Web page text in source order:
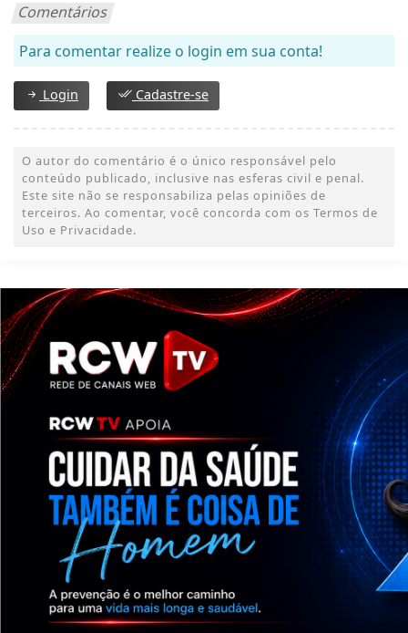
Comentários
Para comentar realize o login em sua conta!
Login Cadastre-se
O autor do comentário é o único responsável pelo
conteúdo publicado, inclusive nas esferas civil e penal.
Este site não se responsabiliza pelas opiniões de
terceiros. Ao comentar, você concorda com os Termos de
Uso e Privacidade.